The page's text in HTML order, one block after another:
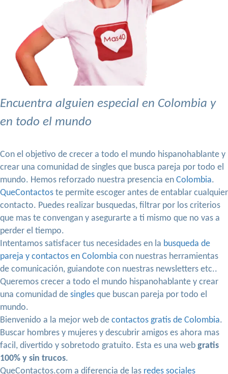
Encuentra alguien especial en Colombia y
en todo el mundo
Con el objetivo de crecer a todo el mundo hispanohablante y
crear una comunidad de singles que busca pareja por todo el
mundo. Hemos reforzado nuestra presencia en Colombia.
QueContactos te permite escoger antes de entablar cualquier
contacto. Puedes realizar busquedas, filtrar por los criterios
que mas te convengan y asegurarte a ti mismo que no vas a
perder el tiempo.
Intentamos satisfacer tus necesidades en la busqueda de
pareja y contactos en Colombia con nuestras herramientas
de comunicación, guiandote con nuestras newsletters etc..
Queremos crecer a todo el mundo hispanohablante y crear
una comunidad de singles que buscan pareja por todo el
mundo.
Bienvenido a la mejor web de contactos gratis de Colombia.
Buscar hombres y mujeres y descubrir amigos es ahora mas
facil, divertido y sobretodo gratuito. Esta es una web gratis
100% y sin trucos.
QueContactos.com a diferencia de las redes sociales